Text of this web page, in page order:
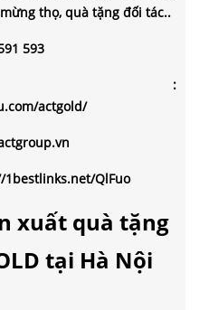
thọ, quà tặng đối tác..
593
actgold/
1bestlinks.net/QlFuo
xuất quà tặng
tại Hà Nội